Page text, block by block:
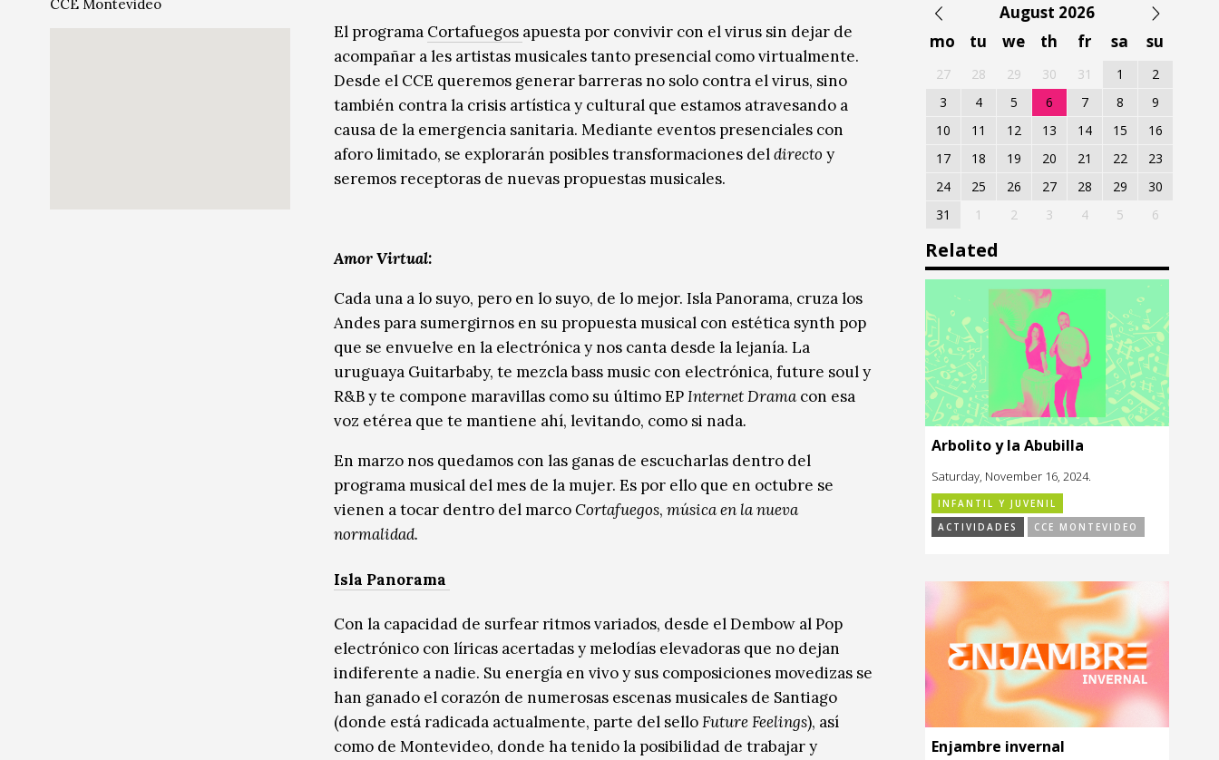
El programa Cortafuegos apuesta por convivir con el virus sin dejar de
acompañar a les artistas musicales tanto presencial como virtualmente.
Desde el CCE queremos generar barreras no solo contra el virus, sino
también contra la crisis artística y cultural que estamos atravesando a
causa de la emergencia sanitaria. Mediante eventos presenciales con
aforo limitado, se explorarán posibles transformaciones deldirecto y
seremos receptoras de nuevas propuestas musicales.
Amor Virtual:
Cada una a lo suyo, pero en lo suyo, de lo mejor. Isla Panorama, cruza los
Andes para sumergirnos en su propuesta musical con estética synth pop
que se envuelve en la electrónica y nos canta desde la lejanía. La
uruguaya Guitarbaby, te mezcla bass music con electrónica, future soul y
R&B y te compone maravillas como su último EPInternet Drama con esa
voz etérea que te mantiene ahí, levitando, como si nada.
En marzo nos quedamos con las ganas de escucharlas dentro del
programa musical del mes de la mujer. Es por ello que en octubre se
vienen a tocar dentro del marcoCortafuegos, música en la nueva
normalidad.
Isla Panorama
Con la capacidad de surfear ritmos variados, desde el Dembow al Pop
electrónico con líricas acertadas y melodías elevadoras que no dejan
indiferente a nadie. Su energía en vivo y sus composiciones movedizas se
han ganado el corazón de numerosas escenas musicales de Santiago
(donde está radicada actualmente, parte del selloFuture Feelings), así
como de Montevideo, donde ha tenido la posibilidad de trabajar y
CCE Montevideo
August 2026
mo
tu we th fr sa su
27 28 29 30 31 1
2
3
4 5 6 7 8
9
10
11 12 13 14 15
16
17
18 19 20 21 22
23
24
25 26 27 28 29
30
31
1 2 3 4 5 6
Related
Arbolito y la Abubilla
Saturday, November 16, 2024.
INFANTIL Y JUVENIL
ACTIVIDADES
CCE MONTEVIDEO
Enjambre invernal